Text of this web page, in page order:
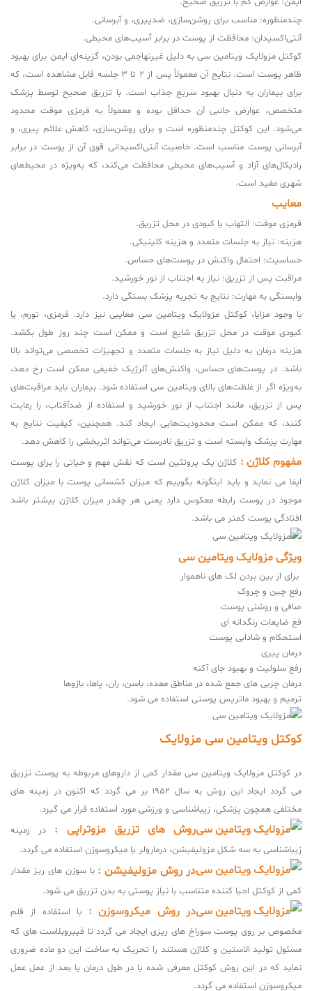
چندمنظوره: مناسب برای روشن‌سازی، ضدپیری، و آبرسانی.
آنتی‌اکسیدان: محافظت از پوست در برابر آسیب‌های محیطی.
کوکتل مزولایک ویتامین سی به دلیل غیرتهاجمی بودن، گزینه‌ای ایمن برای بهبود
ظاهر پوست است. نتایج آن معمولاً پس از 2 تا 3 جلسه قابل مشاهده است، که
برای بیماران به دنبال بهبود سریع جذاب است. با تزریق صحیح توسط پزشک
متخصص، عوارض جانبی آن حداقل بوده و معمولاً به قرمزی موقت محدود
می‌شود. این کوکتل چندمنظوره است و برای روشن‌سازی، کاهش علائم پیری، و
آبرسانی پوست مناسب است. خاصیت آنتی‌اکسیدانی قوی آن از پوست در برابر
رادیکال‌های آزاد و آسیب‌های محیطی محافظت می‌کند، که به‌ویژه در محیط‌های
شهری مفید است.
معایب
قرمزی موقت: التهاب یا کبودی در محل تزریق.
هزینه: نیاز به جلسات متعدد و هزینه کلینیکی.
حساسیت: احتمال واکنش در پوست‌های حساس.
مراقبت پس از تزریق: نیاز به اجتناب از نور خورشید.
وابستگی به مهارت: نتایج به تجربه پزشک بستگی دارد.
با وجود مزایا، کوکتل مزولایک ویتامین سی معایبی نیز دارد. قرمزی، تورم، یا
کبودی موقت در محل تزریق شایع است و ممکن است چند روز طول بکشد.
هزینه درمان به دلیل نیاز به جلسات متعدد و تجهیزات تخصصی می‌تواند بالا
باشد. در پوست‌های حساس، واکنش‌های آلرژیک خفیفی ممکن است رخ دهد،
به‌ویژه اگر از غلظت‌های بالای ویتامین سی استفاده شود. بیماران باید مراقبت‌های
پس از تزریق، مانند اجتناب از نور خورشید و استفاده از ضدآفتاب، را رعایت
کنند، که ممکن است محدودیت‌هایی ایجاد کند. همچنین، کیفیت نتایج به
مهارت پزشک وابسته است و تزریق نادرست می‌تواند اثربخشی را کاهش دهد.
مفهوم کلاژن : کلاژن یک پروتئین است که نقش مهم و حیاتی را برای پوست
ایفا می‌ نماید و باید اینگونه بگوییم که میزان کشسانی پوست با میزان کلاژن
موجود در پوست رابطه معکوس دارد یعنی هر چقدر میزان کلاژن بیشتر باشد
افتادگی پوست کمتر می باشد.
ویژگی مزولایک ویتامین سی
برای از بین بردن لک های ناهموار
رفع چین و چروک
صافی و روشنی پوست
فع ضایعات رنگدانه‌ ای
استحکام و شادابی پوست
درمان پیری
رفع سلولیت و بهبود جای آکنه
درمان چربی‌ های جمع شده در مناطق معده، باسن، ران، پاها، بازوها
ترمیم و بهبود ماتریس پوستی استفاده می شود.
کوکتل ویتامین سی مزولایک
در کوکتل مزولایک ویتامین سی مقدار کمی از داروهای مربوطه به پوست تزریق
می گردد ایجاد این روش به سال 1952 بر می‌ گردد که اکنون در زمینه های
مختلفی همچون پزشکی، زیباشناسی و ورزشی مورد استفاده قرار می گیرد.
روش های تزریق مزوتراپی :
در زمینه
زیباشناسی به سه شکل مزولیفیشن، درمارولر یا میکروسوزن استفاده می گردد.
در روش مزولیفیشن :با سوزن های ریز مقدار
کمی از کوکتل احیا کننده متناسب با نیاز پوستی به بدن تزریق می شود.
در روش میکروسوزن :
با استفاده از قلم
مخصوص بر روی پوست سوراخ های ریزی ایجاد می گردد تا فیبروبلاست های که
مسئول تولید الاستین و کلاژن هستند را تحریک به ساخت این دو ماده ضروری
نماید که در این روش کوکتل معرفی شده یا در طول درمان یا بعد از عمل عمل
میکروسوزن استفاده می گردد.